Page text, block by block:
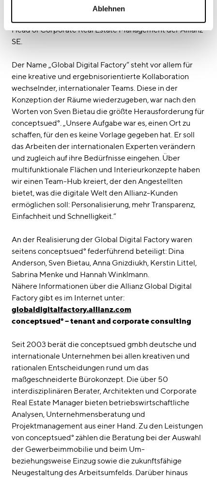
Ablehnen
Zusammenarbeit schafft, an dem unternehmerisches
Head of Corporate Real Estate Management der Allianz
SE.
Der Name „Global Digital Factory“ steht vor allem für
eine kreative und ergebnisorientierte Kollaboration
wechselnder, internationaler Teams. Diese in der
Konzeption der Räume wiederzugeben, war nach den
Worten von Sven Bietau die größte Herausforderung für
conceptsued°. „Unsere Aufgabe war es, einen Ort zu
schaffen, für den es keine Vorlage gegeben hat. Er soll
das Arbeiten der internationalen Experten verändern
und zugleich auf ihre Bedürfnisse eingehen. Über
multifunktionale Flächen und Interieurkonzepte haben
wir einen Team-Hub kreiert, der den Angestellten
bietet, was die digitale Welt den Allianz-Kunden
ermöglichen soll: Personalisierung, mehr Transparenz,
Einfachheit und Schnelligkeit.“
An der Realisierung der Global Digital Factory waren
seitens conceptsued° federführend beteiligt: Dina
Anderson, Sven Bietau, Anna Gnizdiukh, Kerstin Littel,
Sabrina Menke und Hannah Winklmann.
Nähere Informationen über die Allianz Global Digital
Factory gibt es im Internet unter:
globaldigitalfactory.allianz.com
conceptsued° – tenant and corporate consulting
Seit 2003 berät die conceptsued gmbh deutsche und
internationale Unternehmen bei allen kreativen und
rationalen Entscheidungen rund um das
maßgeschneiderte Bürokonzept. Die über 50
interdisziplinären Berater, Architekten und Corporate
Real Estate Manager bieten betriebswirtschaftliche
Analysen, Unternehmensberatung und
Projektmanagement aus einer Hand. Zu den Leistungen
von conceptsued° zählen die Beratung bei der Auswahl
der Gewerbeimmobilie und beim Um-
beziehungsweise Einzug sowie die zukunftsfähige
Neugestaltung des Arbeitsumfelds. Darüber hinaus